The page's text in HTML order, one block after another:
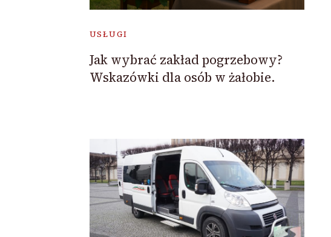
USŁUGI
Jak wybrać zakład pogrzebowy?
Wskazówki dla osób w żałobie.